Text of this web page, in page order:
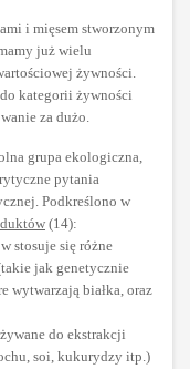
i mięsem stworzonym
już wielu
żywności.
kategorii żywności
za dużo.
grupa ekologiczna,
pytania
Podkreślono w
(14):
stosuje się różne
jak genetycznie
wytwarzają białka, oraz
do ekstrakcji
soi, kukurydzy itp.)